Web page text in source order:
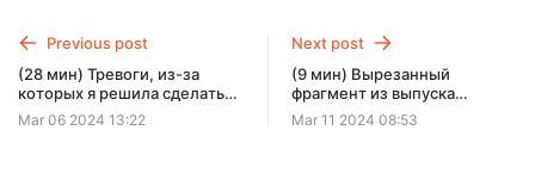
дополнительные моменты, ружья,
семьи, призраки и др.)
Откуда взялись 86 часов планирования «Медиаторов».
Рассказываю про 30 пунктов планирования планирования!
(Тут нет ошибки в повторе слова)
SUBSCRIBE
Previous post
(28 мин) Тревоги, из-за
которых я решила сделать
много-много таблиц и схем
по «Медиаторам». Нужны ли
Mar 06 2024 13:22
Next post
(9 мин) Вырезанный
фрагмент из выпуска
подкаста с Александрой
Яковлевой («Иные»)
Mar 11 2024 08:53